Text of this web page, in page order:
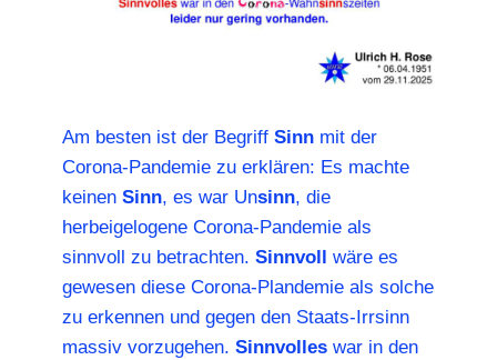
Am besten ist der Begriff Sinn mit der
Corona-Pandemie zu erklären: Es machte
keinen Sinn, es war Unsinn, die
herbeigelogene Corona-Pandemie als
sinnvoll zu betrachten. Sinnvoll wäre es
gewesen diese Corona-Plandemie als solche
zu erkennen und gegen den Staats-Irrsinn
massiv vorzugehen. Sinnvolles war in den